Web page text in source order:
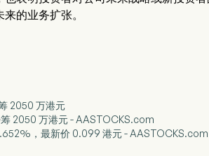
的业务扩张。
2050 万港元
2050 万港元 - AASTOCKS.com
，最新价 0.099 港元 - AASTOCKS.com